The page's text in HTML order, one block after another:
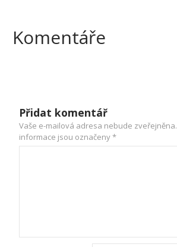
Komentáře
Přidat komentář
Vaše e-mailová adresa nebude zveřejněna.
informace jsou označeny*